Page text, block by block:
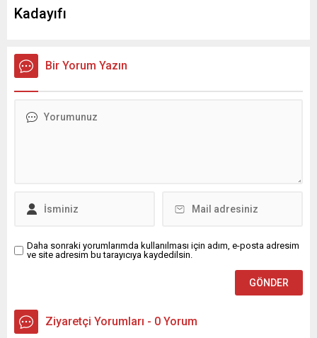
Kadayıfı
Bir Yorum Yazın
Daha sonraki yorumlarımda kullanılması için adım, e-posta adresim
ve site adresim bu tarayıcıya kaydedilsin.
Ziyaretçi Yorumları - 0 Yorum